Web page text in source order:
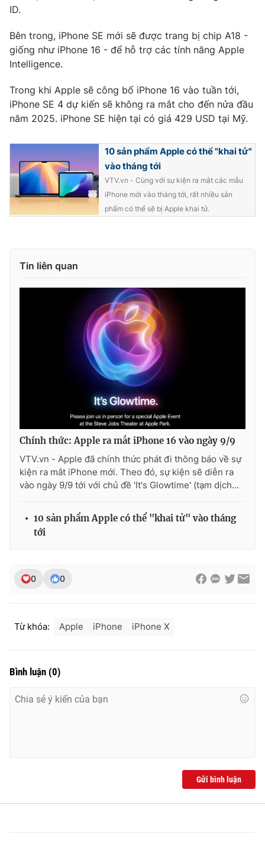
ID.
Bên trong, iPhone SE mới sẽ được trang bị chip A18 -
giống như iPhone 16 - để hỗ trợ các tính năng Apple
Intelligence.
Trong khi Apple sẽ công bố iPhone 16 vào tuần tới,
iPhone SE 4 dự kiến ​​sẽ không ra mắt cho đến nửa đầu
năm 2025. iPhone SE hiện tại có giá 429 USD tại Mỹ.
10 sản phẩm Apple có thể "khai tử"
vào tháng tới
VTV.vn - Cùng với sự kiện ra mắt các mẫu
iPhone mới vào tháng tới, rất nhiều sản
phẩm có thể sẽ bị Apple khai tử.
Tin liên quan
Chính thức: Apple ra mắt iPhone 16 vào ngày 9/9
VTV.vn - Apple đã chính thức phát đi thông báo về sự
kiện ra mắt iPhone mới. Theo đó, sự kiện sẽ diễn ra
vào ngày 9/9 tới với chủ đề 'It's Glowtime' (tạm dịch...
10 sản phẩm Apple có thể "khai tử" vào tháng
tới
0 0
Từ khóa: Apple iPhone iPhone X
Bình luận (0)
Gửi bình luận